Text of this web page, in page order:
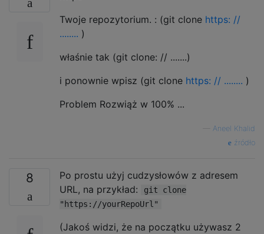
Twoje repozytorium. : (git clone https: //
........ )
właśnie tak (git clone: ​​// .......)
i ponownie wpisz (git clone https: // ........ )
Problem Rozwiąż w 100% ...
Aneel Khalid
źródło
8
Po prostu użyj cudzysłowów z adresem
URL, na przykład:
git clone
"https://yourRepoUrl"
(Jakoś widzi, że na początku używasz 2